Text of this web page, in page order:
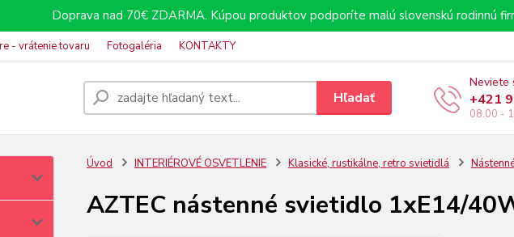
Doprava nad 70€ ZDARMA. Kúpou produktov podporíte malú slovenskú rodinnú
- vrátenie tovaru Fotogaléria KONTAKTY
Hľadať
Neviete
+421
08.00 -
Úvod INTERIÉROVÉ OSVETLENIE Klasické, rustikálne, retro svietidlá
AZTEC nástenné svietidlo 1xE14/